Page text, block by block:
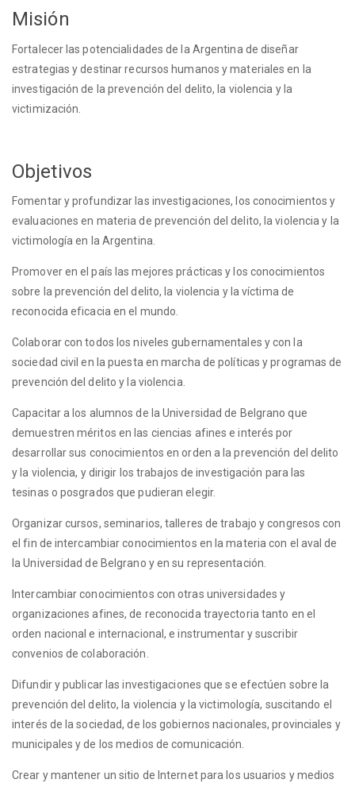
Misión
Fortalecer las potencialidades de la Argentina de diseñar
estrategias y destinar recursos humanos y materiales en la
investigación de la prevención del delito, la violencia y la
victimización.
Objetivos
Fomentar y profundizar las investigaciones, los conocimientos y
evaluaciones en materia de prevención del delito, la violencia y la
victimología en la Argentina.
Promover en el país las mejores prácticas y los conocimientos
sobre la prevención del delito, la violencia y la víctima de
reconocida eficacia en el mundo.
Colaborar con todos los niveles gubernamentales y con la
sociedad civil en la puesta en marcha de políticas y programas de
prevención del delito y la violencia.
Capacitar a los alumnos de la Universidad de Belgrano que
demuestren méritos en las ciencias afines e interés por
desarrollar sus conocimientos en orden a la prevención del delito
y la violencia, y dirigir los trabajos de investigación para las
tesinas o posgrados que pudieran elegir.
Organizar cursos, seminarios, talleres de trabajo y congresos con
el fin de intercambiar conocimientos en la materia con el aval de
la Universidad de Belgrano y en su representación.
Intercambiar conocimientos con otras universidades y
organizaciones afines, de reconocida trayectoria tanto en el
orden nacional e internacional, e instrumentar y suscribir
convenios de colaboración.
Difundir y publicar las investigaciones que se efectúen sobre la
prevención del delito, la violencia y la victimología, suscitando el
interés de la sociedad, de los gobiernos nacionales, provinciales y
municipales y de los medios de comunicación.
Crear y mantener un sitio de Internet para los usuarios y medios